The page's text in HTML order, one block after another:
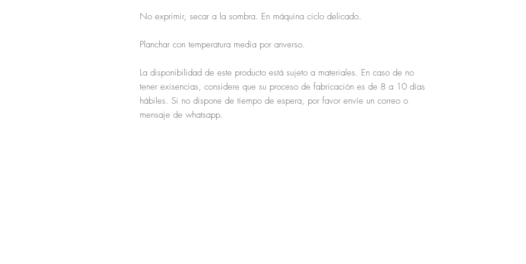
No exprimir, secar a la sombra. En máquina ciclo delicado.
Planchar con temperatura media por anverso.
La disponibilidad de este producto está sujeto a materiales. En caso de no
tener exisencias, considere que su proceso de fabricación es de 8 a 10 días
hábiles. Si no dispone de tiempo de espera, por favor envíe un correo o
mensaje de whatsapp.